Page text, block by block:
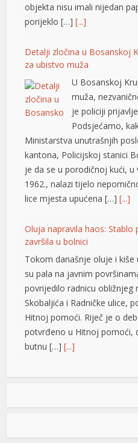
objekta nisu imali nijedan
porijeklo […][...]
Detalji zločina u Bosanskoj
za ubistvo muža
U Bosanskoj
muža,
je policiji
Podsjećamo,
Ministarstva unutrašnjih
kantona, Policijskoj stanici
je da se u porodičnoj kući, u
1962., nalazi tijelo
lice mjesta upućena […][...]
Oluja napravila haos: Stablo
završila u bolnici
Tokom današnje oluje i
su pala na javnim
povrijedilo radnicu obližnjeg
Skobaljića i Radničke ulice,
Hitnoj pomoći. Riječ je o
potvrđeno u Hitnoj pomoći,
butnu […][...]
Snimak s Jadrana izazvao
Snimak s
kako osoba na